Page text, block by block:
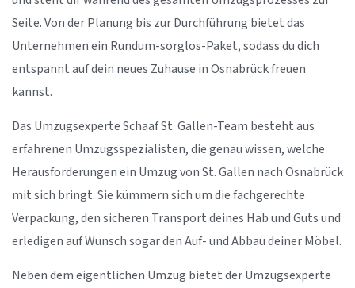
Seite. Von der Planung bis zur Durchführung bietet das
Unternehmen ein Rundum-sorglos-Paket, sodass du dich
entspannt auf dein neues Zuhause in Osnabrück freuen
kannst.
Das Umzugsexperte Schaaf St. Gallen-Team besteht aus
erfahrenen Umzugsspezialisten, die genau wissen, welche
Herausforderungen ein Umzug von St. Gallen nach Osnabrück
mit sich bringt. Sie kümmern sich um die fachgerechte
Verpackung, den sicheren Transport deines Hab und Guts und
erledigen auf Wunsch sogar den Auf- und Abbau deiner Möbel.
Neben dem eigentlichen Umzug bietet der Umzugsexperte